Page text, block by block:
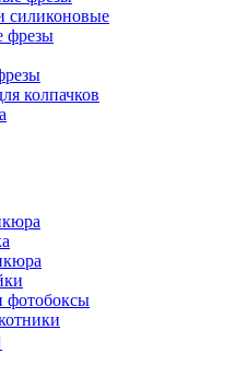
силиконовые
фрезы
колпачков
фотобоксы